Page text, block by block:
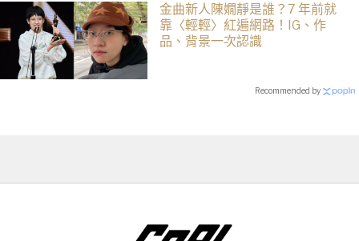
金曲新人陳嫺靜是誰？7 年前就
靠〈輕輕〉紅遍網路！IG、作
品、背景一次認識
Recommended by